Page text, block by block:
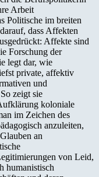
Arbeit
Politische im breiten
dass Affekten
Affekte sind
Forschung der
legt dar, wie
private, affektiv
und
zeigt sie
koloniale
im Zeichen des
anzuleiten,
an
von Leid,
humanistisch